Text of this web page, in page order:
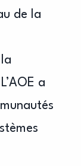
de la
a